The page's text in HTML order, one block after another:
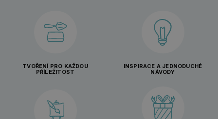
TVOŘENÍ PRO KAŽDOU
PŘÍLEŽITOST
INSPIRACE A JEDNODUCHÉ
NÁVODY